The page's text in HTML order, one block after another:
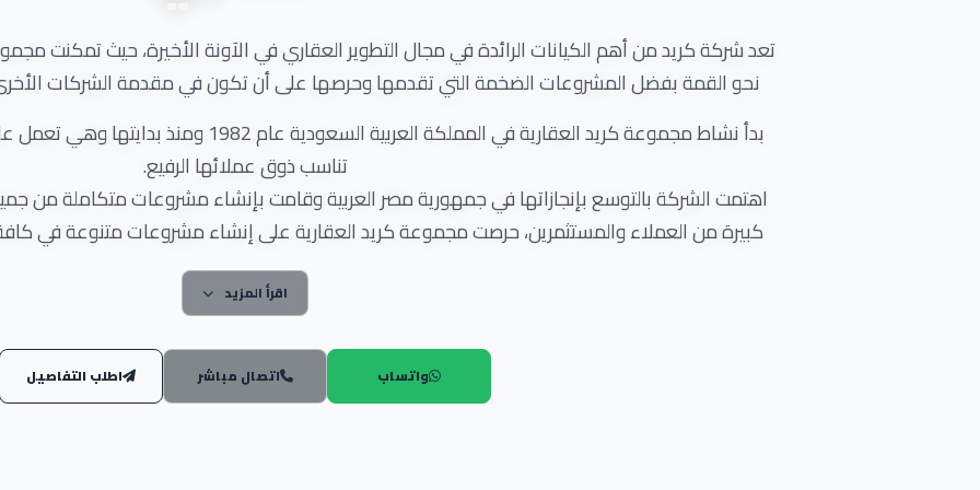
نحو القمة بفضل المشروعات الضخمة التي تقدمها وحرصها على أن تكون في مقدمة الشركات
بدأ نشاط مجموعة كريد العقارية في المملكة العربية
تناسب ذوق عملائها الرفيع.
اهتمت الشركة بالتوسع بإنجازاتها في جمهورية مصر العربية وقامت بإنشاء مشروعات متكاملة من
كبيرة من العملاء والمستثمرين، حرصت مجموعة كريد العقارية على إنشاء مشروعات متنوعة في
احتياجات عملائها، الأمر الذي ترتب عليه كسب شريحة كبيرة من رجال الأعمال وأيضا تحقيق نسبة عالية
نسبة استثمارات الشركة حتى وصلت 8 مليار جنيه.
المجال واستطاعت تقديم مجتمعات سكنية بشكل احترافي خاصه في المدن
يرجع الفضل في النجاح الباهر الذي وصلت إليه مجموعة كريد للتطوير العقاري إلى
اقرأ المزيد
واتساب اتصال مباشر اطلب التفاصيل